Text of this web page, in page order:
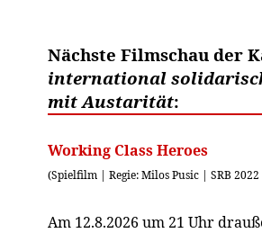
Nächste Filmschau der
international
mit Austarität:
Working Class Heroes
(Spielfilm | Regie: Milos Pusic | SRB
Am 12.8.2026 um 21 Uhr